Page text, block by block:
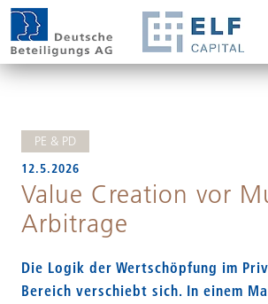
PE & PD
12.5.2026
Value Creation vor
Arbitrage
Die Logik der Wertschöpfung im
Bereich verschiebt sich. In einem